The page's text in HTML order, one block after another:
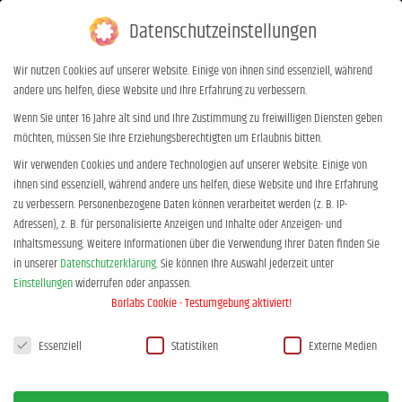
0,00€
Archives:Theater auf dem
Hornwerk, Mühlentorsweg 2, 31582
Nienburg / Weser
Sie befinden sich hier:
Start
Datenschutzeinstellungen
Wir nutzen Cookies auf unserer Website. Einige von ihnen sind essenziell, während
andere uns helfen, diese Website und Ihre Erfahrung zu verbessern.
Wenn Sie unter 16 Jahre alt sind und Ihre Zustimmung zu freiwilligen Diensten geben
möchten, müssen Sie Ihre Erziehungsberechtigten um Erlaubnis bitten.
Wir verwenden Cookies und andere Technologien auf unserer Website. Einige von
ihnen sind essenziell, während andere uns helfen, diese Website und Ihre Erfahrung
zu verbessern.Personenbezogene Daten können verarbeitet werden (z. B. IP-
Adressen), z. B. für personalisierte Anzeigen und Inhalte oder Anzeigen- und
Inhaltsmessung.Weitere Informationen über die Verwendung Ihrer Daten finden Sie
in unsererDatenschutzerklärung.Sie können Ihre Auswahl jederzeit unter
Einstellungenwiderrufen oder anpassen.
Borlabs Cookie - Testumgebung aktiviert!
Datenschutzeinstellungen
Essenziell Statistiken Externe Medien